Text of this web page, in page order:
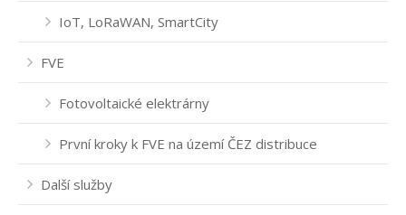
IoT, LoRaWAN, SmartCity
FVE
Fotovoltaické elektrárny
První kroky k FVE na území ČEZ distribuce
Další služby